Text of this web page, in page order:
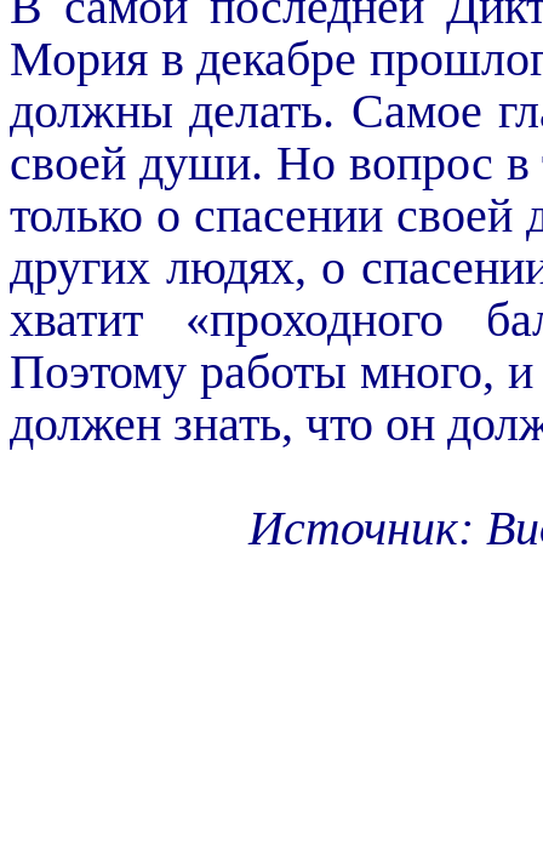
Мория в декабре
должны делать. Самое
своей души. Но вопрос в
только о спасении
других людях, о
хватит «проходного
Поэтому работы много,
должен знать, что он
Источник: